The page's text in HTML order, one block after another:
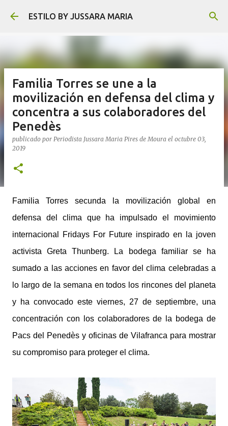
Ir al contenido principal
ESTILO BY JUSSARA MARIA
Familia Torres se une a la
movilización en defensa del clima y
concentra a sus colaboradores del
Penedès
publicado por Periodista Jussara Maria Pires de Moura el octubre 03,
2019
Familia Torres secunda la movilización global en
defensa del clima que ha impulsado el movimiento
internacional Fridays For Future inspirado en la joven
activista Greta Thunberg. La bodega familiar se ha
sumado a las acciones en favor del clima celebradas a
lo largo de la semana en todos los rincones del planeta
y ha convocado este viernes, 27 de septiembre, una
concentración con los colaboradores de la bodega de
Pacs del Penedès y oficinas de Vilafranca para mostrar
su compromiso para proteger el clima.